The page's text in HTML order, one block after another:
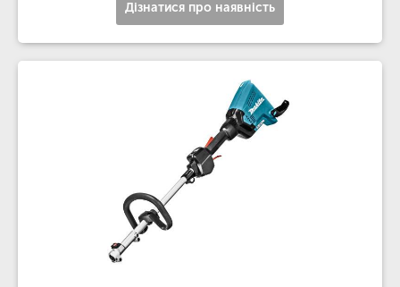
Дізнатися про наявність